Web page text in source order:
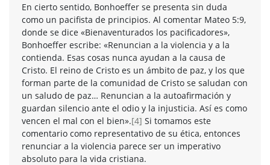
En cierto sentido, Bonhoeffer se presenta sin duda
como un pacifista de principios. Al comentar Mateo 5:9,
donde se dice «Bienaventurados los pacificadores»,
Bonhoeffer escribe: «Renuncian a la violencia y a la
contienda. Esas cosas nunca ayudan a la causa de
Cristo. El reino de Cristo es un ámbito de paz, y los que
forman parte de la comunidad de Cristo se saludan con
un saludo de paz… Renuncian a la autoafirmación y
guardan silencio ante el odio y la injusticia. Así es como
vencen el mal con el bien».[4] Si tomamos este
comentario como representativo de su ética, entonces
renunciar a la violencia parece ser un imperativo
absoluto para la vida cristiana.